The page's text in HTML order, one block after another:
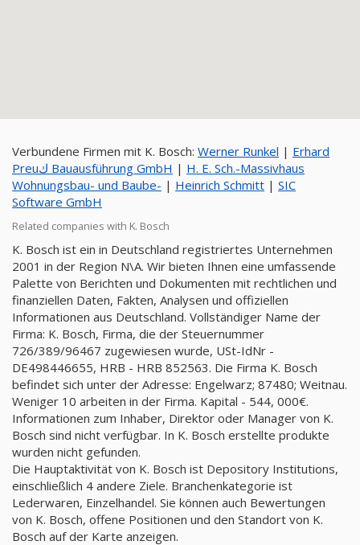
Verbundene Firmen mit K. Bosch: Werner Runkel | Erhard
Preuك Bauausführung GmbH | H. E. Sch.-Massivhaus
Wohnungsbau- und Baube- | Heinrich Schmitt | SIC
Software GmbH
Related companies with K. Bosch
K. Bosch ist ein in Deutschland registriertes Unternehmen
2001 in der Region N\A. Wir bieten Ihnen eine umfassende
Palette von Berichten und Dokumenten mit rechtlichen und
finanziellen Daten, Fakten, Analysen und offiziellen
Informationen aus Deutschland. Vollständiger Name der
Firma: K. Bosch, Firma, die der Steuernummer
726/389/96467 zugewiesen wurde, USt-IdNr -
DE498446655, HRB - HRB 852563. Die Firma K. Bosch
befindet sich unter der Adresse: Engelwarz; 87480; Weitnau.
Weniger 10 arbeiten in der Firma. Kapital - 544, 000€.
Informationen zum Inhaber, Direktor oder Manager von K.
Bosch sind nicht verfügbar. In K. Bosch erstellte produkte
wurden nicht gefunden.
Die Hauptaktivität von K. Bosch ist Depository Institutions,
einschließlich 4 andere Ziele. Branchenkategorie ist
Lederwaren, Einzelhandel. Sie können auch Bewertungen
von K. Bosch, offene Positionen und den Standort von K.
Bosch auf der Karte anzeigen.